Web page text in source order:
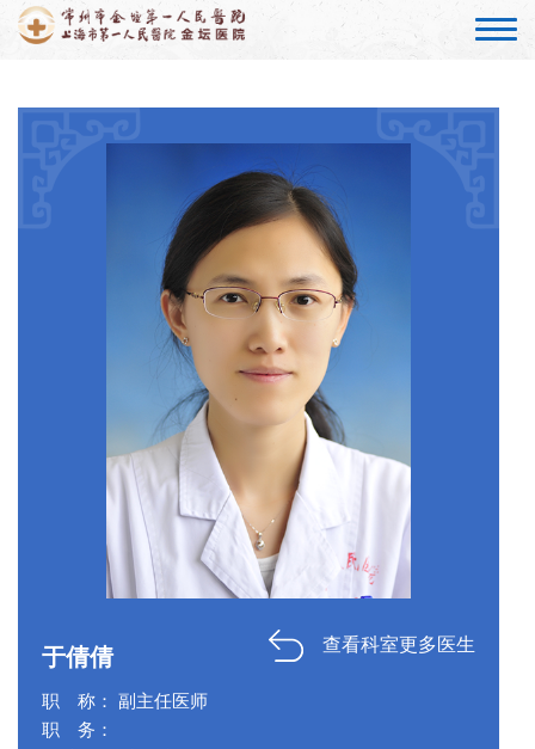
查看科室更多医生
于倩倩
职 称： 副主任医师
职 务：